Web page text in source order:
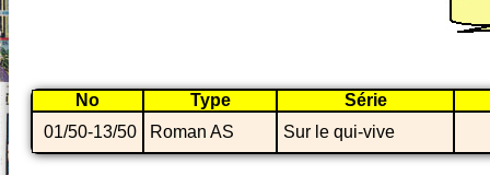
No Type
Série
01/50-13/50
Roman AS Sur le qui-vive